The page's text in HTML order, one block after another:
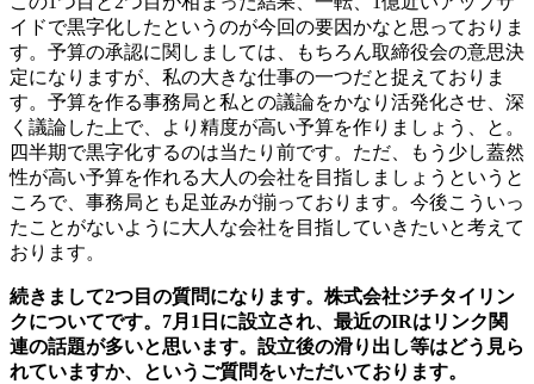
イドで黒字化したというのが今回の要因かなと思っておりま
す。 予算の承認に関しましては、もちろん取締役会の意思決
定になりますが、私の大きな仕事の一つだと捉えておりま
す。予算を作る事務局と私との議論をかなり活発化させ、深
く議論した上で、より精度が高い予算を作りましょう、と。
四半期で黒字化するのは当たり前です。ただ、もう少し蓋然
性が高い予算を作れる大人の会社を目指しましょうというと
ころで、事務局とも足並みが揃っております。今後こういっ
たことがないように大人な会社を目指していきたいと考えて
おります。
続きまして2つ目の質問になります。株式会社ジチタイリン
クについてです。7月1日に設立され、最近のIRはリンク関
連の話題が多いと思います。設立後の滑り出し等はどう見ら
れていますか、というご質問をいただいております。